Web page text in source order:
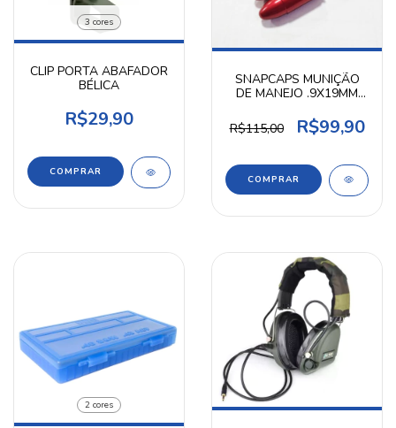
3 cores
CLIP PORTA ABAFADOR
BÉLICA
R$29,90
COMPRAR
SNAPCAPS MUNIÇÃO
DE MANEJO .9X19MM
R$115,00
R$99,90
2 cores